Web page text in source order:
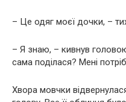
– Це одяг моєї дочки, –
– Я знаю, – кивнув
сама поділася? Мені
Хвoра мовчки